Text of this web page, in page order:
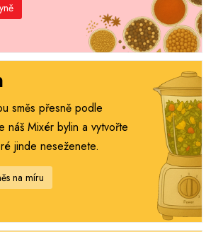
směs přesně podle
náš Mixér bylin a vytvořte
jinde neseženete.
na míru